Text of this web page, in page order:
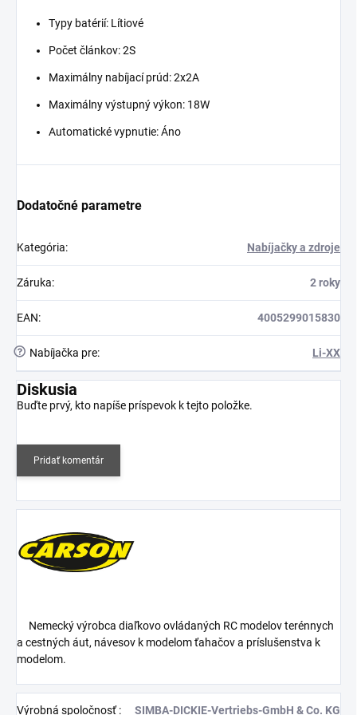
Typy batérií: Lítiové
Počet článkov: 2S
Maximálny nabíjací prúd: 2x2A
Maximálny výstupný výkon: 18W
Automatické vypnutie: Áno
Dodatočné parametre
Kategória: Nabíjačky a zdroje
Záruka: 2 roky
EAN: 4005299015830
? Nabíjačka pre: Li-XX
Diskusia
Buďte prvý, kto napíše príspevok k tejto položke.
Pridať komentár
Nemecký výrobca diaľkovo ovládaných RC modelov terénnych
a cestných áut, návesov k modelom ťahačov a príslušenstva k
modelom.
Výrobná spoločnosť: SIMBA-DICKIE-Vertriebs-GmbH & Co. KG